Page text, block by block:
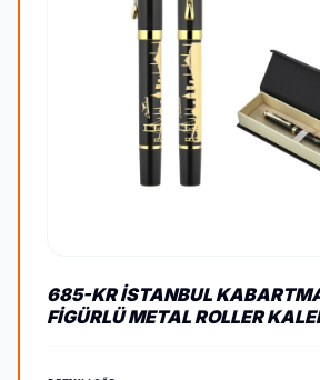
685-KR İSTANBUL
FIGÜRLÜ METAL ROLLER